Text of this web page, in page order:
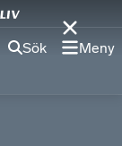
Sök Meny